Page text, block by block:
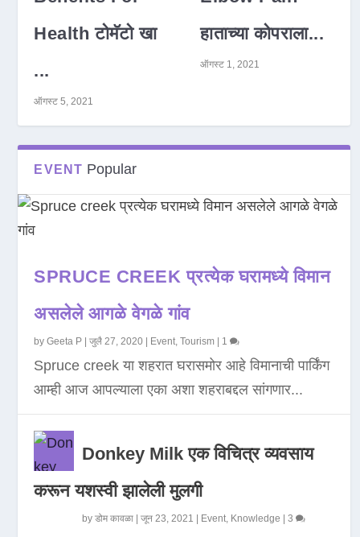
Health टोमॅटो खा
...
ऑगस्ट 5, 2021
हाताच्या कोपराला...
ऑगस्ट 1, 2021
EVENT Popular
SPRUCE CREEK प्रत्येक घरामध्ये विमान
असलेले आगळे वेगळे गांव
byGeeta P |जुलै 27, 2020 Event,Tourism 1
Spruce creek या शहरात घरासमोर आहे विमानाची पार्किंग
आम्ही आज आपल्याला एका अशा शहराबद्दल सांगणार...
Donkey Milk एक विचित्र व्यवसाय
करून यशस्वी झालेली मुलगी
byडोम कावळा |जून 23, 2021 Event, Knowledge |3